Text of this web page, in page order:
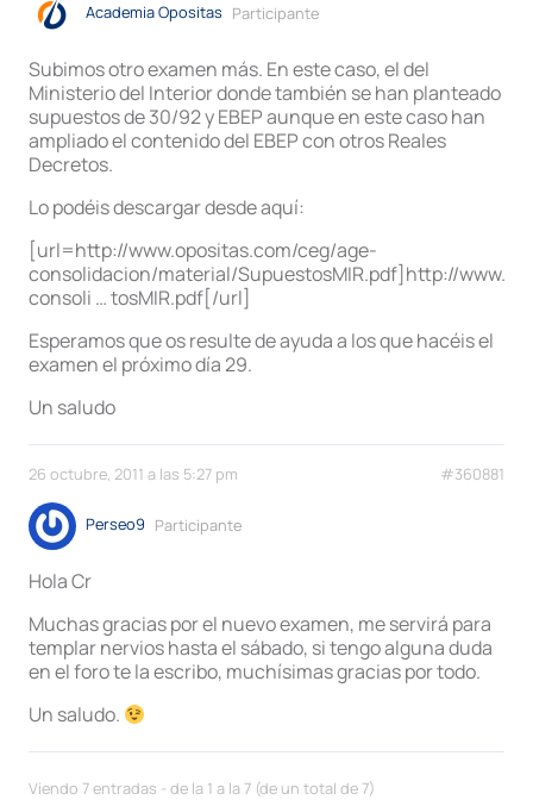
Academia Opositas Participante
Subimos otro examen más. En este caso, el del
Ministerio del Interior donde también se han planteado
supuestos de 30/92 y EBEP aunque en este caso han
ampliado el contenido del EBEP con otros Reales
Decretos.
Lo podéis descargar desde aquí:
[url=http://www.opositas.com/ceg/age-
consolidacion/material/SupuestosMIR.pdf]http://
consoli … tosMIR.pdf[/url]
Esperamos que os resulte de ayuda a los que hacéis el
examen el próximo día 29.
Un saludo
26 octubre, 2011 a las 5:27 pm #360881
Perseo9 Participante
Hola Cr
Muchas gracias por el nuevo examen, me servirá para
templar nervios hasta el sábado, si tengo alguna duda
en el foro te la escribo, muchísimas gracias por todo.
Un saludo.
Viendo 7 entradas - de la 1 a la 7 (de un total de 7)